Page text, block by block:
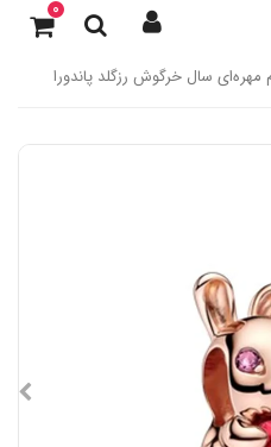
0
مهره‌ای سال خرگوش رزگلد پاندورا